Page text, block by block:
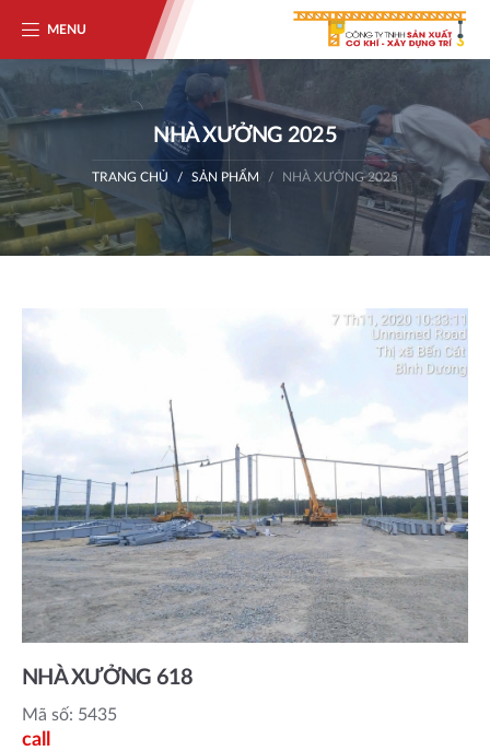
MENU
NHÀ XƯỞNG 2025
TRANG CHỦ SẢN PHẨM NHÀ XƯỞNG 2025
NHÀ XƯỞNG 618
Mã số: 5435
call